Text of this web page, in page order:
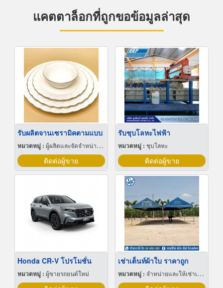
แคตตาล็อกที่ถูกขอข้อมูลล่าสุด
รับผลิตจานเซรามิคตามแบบ
หมวดหมู่ : ผู้ผลิตและจัดจำหน่ายกระเบื้องเซรามิก
ติดต่อผู้ขาย
รับชุบโลหะไฟฟ้า
หมวดหมู่ : ชุบโลหะ
ติดต่อผู้ขาย
Honda CR-V โปรโมชั่น
หมวดหมู่ : ผู้ขายรถยนต์ใหม่
เช่าเต็นท์ผ้าใบ ราคาถูก
หมวดหมู่ : จำหน่ายและให้เช่าเต็นท์